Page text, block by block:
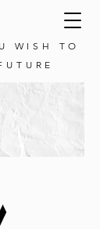
WISH TO